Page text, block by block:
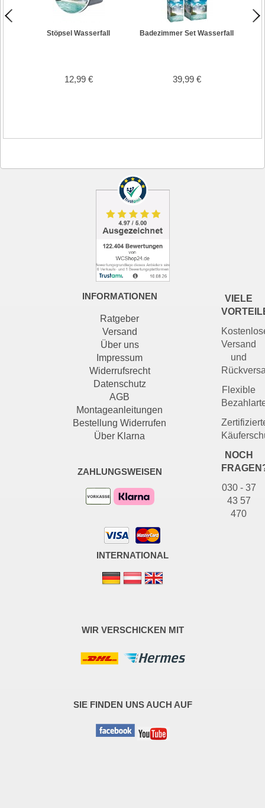
Stöpsel Wasserfall
12,99 €
Badezimmer Set Wasserfall
39,99 €
VIELE
Versand
und
Flexible
NOCH
030 - 37
43 57
470
INFORMATIONEN
Ratgeber
Versand
Über uns
Impressum
Widerrufsrecht
Datenschutz
AGB
Montageanleitungen
Bestellung Widerrufen
Über Klarna
ZAHLUNGSWEISEN
INTERNATIONAL
WIR VERSCHICKEN MIT
SIE FINDEN UNS AUCH AUF